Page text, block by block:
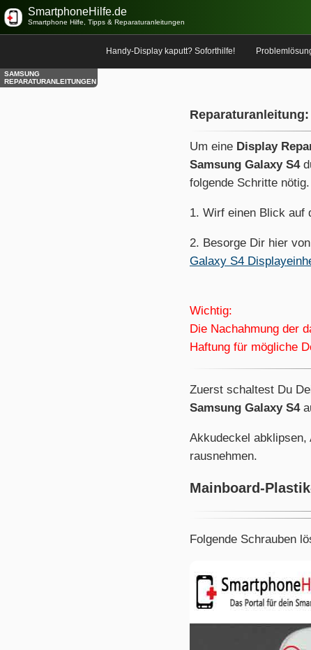
SmartphoneHilfe.de
Smartphone Hilfe, Tipps & Reparaturanleitungen
Handy-Display kaputt? Soforthilfe!
SAMSUNG
REPARATURANLEITUNGEN
Um eine Display
Samsung Galaxy S4
folgende Schritte nötig.
1. Wirf einen Blick auf
2. Besorge Dir hier
Galaxy S4
Wichtig:
Die Nachahmung der
Haftung für mögliche
Zuerst schaltest Du
Samsung Galaxy S4
Akkudeckel
rausnehmen.
Mainboard-
Folgende Schrauben